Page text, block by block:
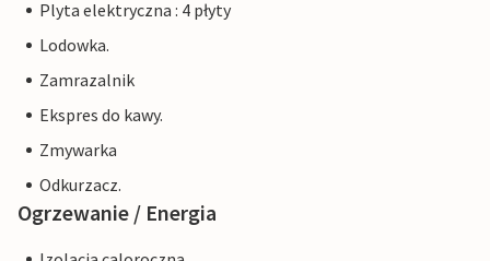
Plyta elektryczna : 4 płyty
Lodowka.
Zamrazalnik
Ekspres do kawy.
Zmywarka
Odkurzacz.
Ogrzewanie / Energia